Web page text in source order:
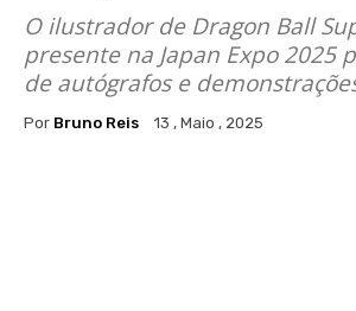
O ilustrador de Dragon Ball
presente na Japan Expo 2025
de autógrafos e
Por Bruno Reis 13 , Maio , 2025